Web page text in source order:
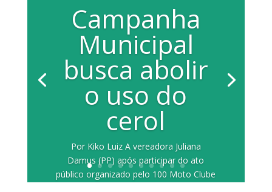
Campanha
Municipal
busca abolir
o uso do
cerol
Por Kiko Luiz A vereadora Juliana
Damus (PP) após participar do ato
público organizado pelo 100 Moto Clube